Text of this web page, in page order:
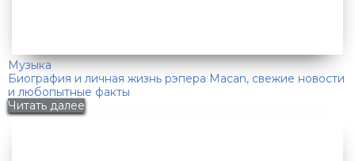
Музыка
Биография и личная жизнь рэпера Macan, свежие новости
и любопытные факты
Читать далее